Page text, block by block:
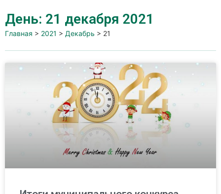
День: 21 декабря 2021
Главная > 2021 > Декабрь > 21